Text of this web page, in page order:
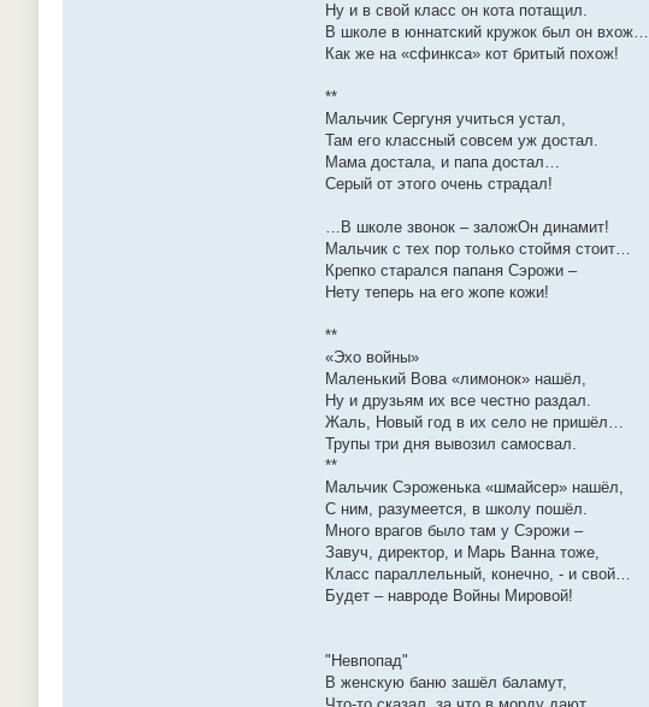
Ну и в свой класс он кота потащил.
В школе в юннатский кружок был он вхож…
Как же на «сфинкса» кот бритый похож!
**
Мальчик Сергуня учиться устал,
Там его классный совсем уж достал.
Мама достала, и папа достал…
Серый от этого очень страдал!
…В школе звонок – заложОн динамит!
Мальчик с тех пор только стоймя стоит…
Крепко старался папаня Сэрожи –
Нету теперь на его жопе кожи!
**
«Эхо войны»
Маленький Вова «лимонок» нашёл,
Ну и друзьям их все честно раздал.
Жаль, Новый год в их село не пришёл…
Трупы три дня вывозил самосвал.
**
Мальчик Сэроженька «шмайсер» нашёл,
С ним, разумеется, в школу пошёл.
Много врагов было там у Сэрожи –
Завуч, директор, и Марь Ванна тоже,
Класс параллельный, конечно, - и свой…
Будет – навроде Войны Мировой!
"Невпопад"
В женскую баню зашёл баламут,